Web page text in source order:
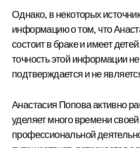
Однако, в некоторых
информацию о том, что
состоит в браке и имеет
точность этой информации не
подтверждается и не
Анастасия Попова активно
уделяет много времени своей
профессиональной